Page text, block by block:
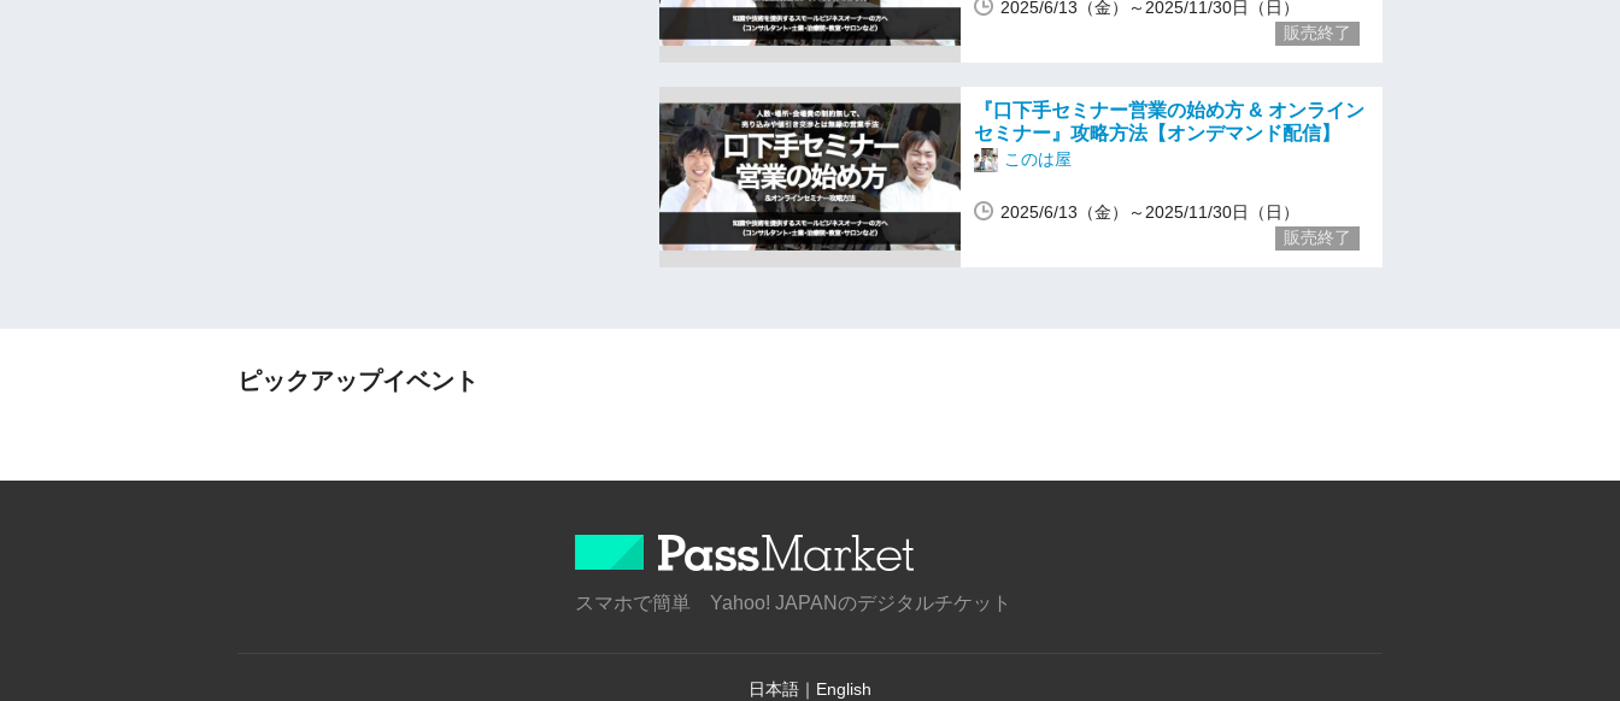
2025/6/13（金）～2025/11/30日（日）
販売終了
『口下手セミナー営業の始め方 & オンライン
セミナー』攻略方法【オンデマンド配信】
このは屋
2025/6/13（金）～2025/11/30日（日）
販売終了
ピックアップイベント
スマホで簡単 Yahoo! JAPANのデジタルチケット
日本語 ｜ English